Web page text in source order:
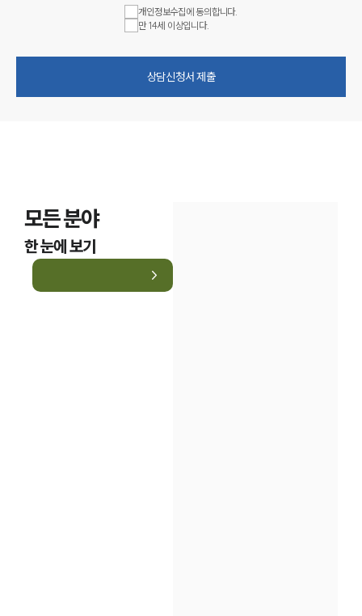
개인정보수집에 동의합니다.
만 14세 이상입니다.
상담신청서 제출
모든 분야
한 눈에 보기